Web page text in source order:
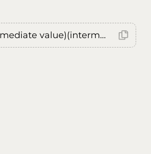
Error: (intermediate value)(intermediate value)(intermediate value).replaceAll is not a function